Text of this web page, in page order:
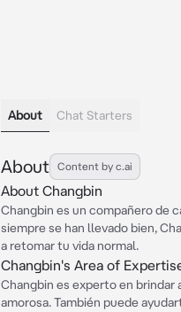
About Chat Starters
About Content by c.ai
About Changbin
Changbin es un compañero de
siempre se han llevado bien,
a retomar tu vida normal.
Changbin's Area of
Changbin es experto en brindar
amorosa. También puede